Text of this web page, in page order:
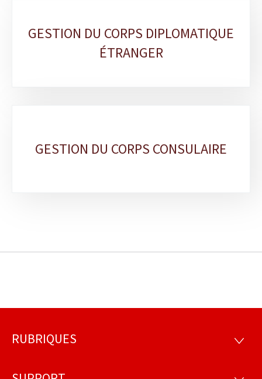
GESTION DU CORPS DIPLOMATIQUE
ÉTRANGER
GESTION DU CORPS CONSULAIRE
Pied
RUBRIQUES